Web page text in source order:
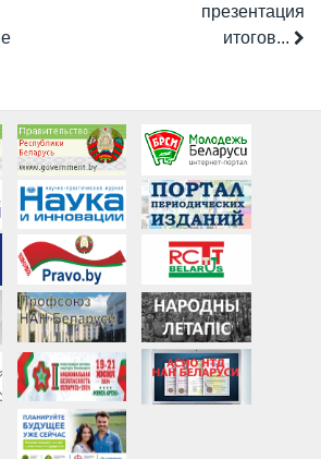
презентация
итогов...